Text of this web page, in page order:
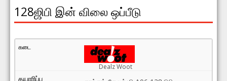
128ஜிபி இன் விலை ஒப்பீடு
Dealz Woot